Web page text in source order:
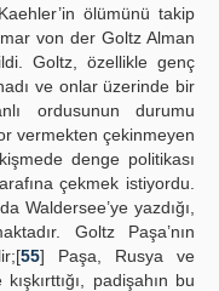
ölümünü takip
von der Goltz Alman
Goltz, özellikle genç
ve onlar üzerinde bir
ordusunun durumu
vermekten çekinmeyen
denge politikası
çekmek istiyordu.
Waldersee’ye yazdığı,
Goltz Paşa’nın
55] Paşa, Rusya ve
padişahın bu